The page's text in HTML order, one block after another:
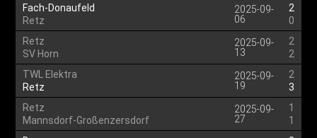
Fach-Donaufeld
Retz
2025-09-
06
2
0
Retz
SV Horn
2025-09-
13
2
2
TWL Elektra
Retz
2025-09-
19
2
3
Retz
Mannsdorf-Großenzersdorf
2025-09-
27
1
1